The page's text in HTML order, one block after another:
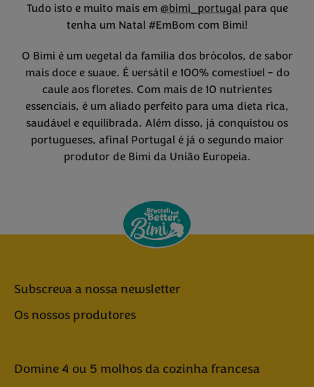
Tudo isto e muito mais em@bimi_portugalpara que
tenha um Natal #EmBom com Bimi!
O Bimi é um vegetal da família dos brócolos, de sabor
mais doce e suave. É versátil e 100% comestível - do
caule aos floretes. Com mais de 10 nutrientes
essenciais, é um aliado perfeito para uma dieta rica,
saudável e equilibrada. Além disso, já conquistou os
portugueses, afinal Portugal é já o segundo maior
produtor de Bimi da União Europeia.
Subscreva a nossa newsletter
Os nossos produtores
Domine 4 ou 5 molhos da cozinha francesa